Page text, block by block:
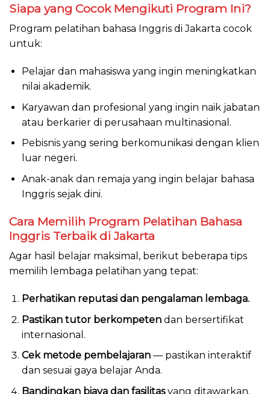
Siapa yang Cocok Mengikuti Program Ini?
Program pelatihan bahasa Inggris di Jakarta cocok
untuk:
Pelajar dan mahasiswa yang ingin meningkatkan
nilai akademik.
Karyawan dan profesional yang ingin naik jabatan
atau berkarier di perusahaan multinasional.
Pebisnis yang sering berkomunikasi dengan klien
luar negeri.
Anak-anak dan remaja yang ingin belajar bahasa
Inggris sejak dini.
Cara Memilih Program Pelatihan Bahasa
Inggris Terbaik di Jakarta
Agar hasil belajar maksimal, berikut beberapa tips
memilih lembaga pelatihan yang tepat:
Perhatikan reputasi dan pengalaman lembaga.
Pastikan tutor berkompetendan bersertifikat
internasional.
Cek metode pembelajaran— pastikan interaktif
dan sesuai gaya belajar Anda.
Bandingkan biaya dan fasilitasyang ditawarkan.